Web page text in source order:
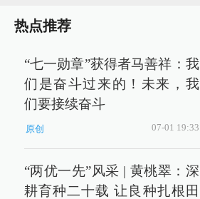
热点推荐
“七一勋章”获得者马善祥：我
们是奋斗过来的！未来，我
们要接续奋斗
原创 07-01 19:33
“两优一先”风采 | 黄桃翠：深
耕育种二十载 让良种扎根田